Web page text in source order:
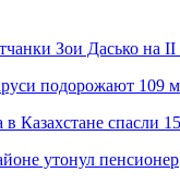
Зои Дасько на
подорожают 109
Казахстане спасли
утонул пенсионер